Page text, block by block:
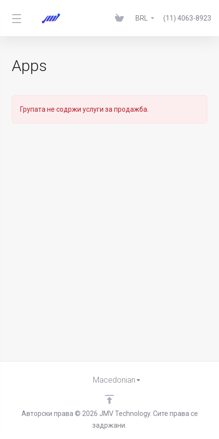
BRL (11) 4063-8923
Apps
Групата не содржи услуги за продажба.
Авторски права © 2026 JMV Technology. Сите права се
задржани.
Macedonian